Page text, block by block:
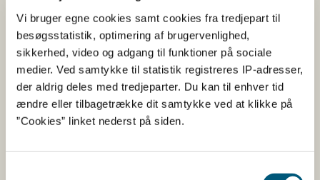
Vi bruger egne cookies samt cookies fra tredjepart til
besøgsstatistik, optimering af brugervenlighed,
sikkerhed, video og adgang til funktioner på sociale
medier. Ved samtykke til statistik registreres IP-adresser,
der aldrig deles med tredjeparter. Du kan til enhver tid
ændre eller tilbagetrække dit samtykke ved at klikke på
”Cookies” linket nederst på siden.
servering, er personalet ansvarlig for at opbevare
maden korrekt, f.eks. på køl eller varmholdt.
I enkelte tilfælde kan private dog også levere til andre
detailvirksomheder eller engrosvirksomheder. Både ved
forældres bidrag til madordninger og ved privates
levering til andre fødevarevirksomheder anses
sporbarhed at være opfyldt ved identifikation af
forældre/private. Den private har ansvar for, at maden